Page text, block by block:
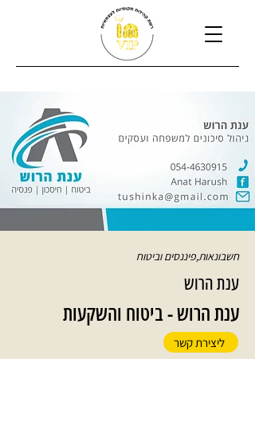
חשבונאות,פיננסים וביטוח
ענת הרוש
ענת הרוש - ביטוח והשקעות
ליצירת קשר